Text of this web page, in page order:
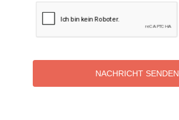
NACHRICHT SENDEN